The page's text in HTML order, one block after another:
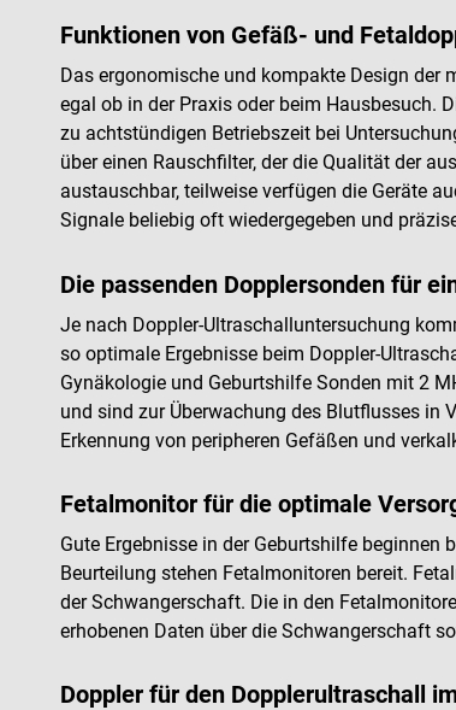
Funktionen von Gefäß- und
Das ergonomische und kompakte Design der
egal ob in der Praxis oder beim Hausbesuch.
zu achtstündigen Betriebszeit bei
über einen Rauschfilter, der die Qualität der
austauschbar, teilweise verfügen die Geräte
Signale beliebig oft wiedergegeben und
Die passenden Dopplersonden für
Je nach Doppler-Ultraschalluntersuchung
so optimale Ergebnisse beim Doppler-
Gynäkologie und Geburtshilfe Sonden mit 2
und sind zur Überwachung des Blutflusses in
Erkennung von peripheren Gefäßen und
Fetalmonitor für die optimale
Gute Ergebnisse in der Geburtshilfe
Beurteilung stehen Fetalmonitoren bereit.
der Schwangerschaft. Die in den
erhobenen Daten über die Schwangerschaft
Doppler für den Dopplerultraschall